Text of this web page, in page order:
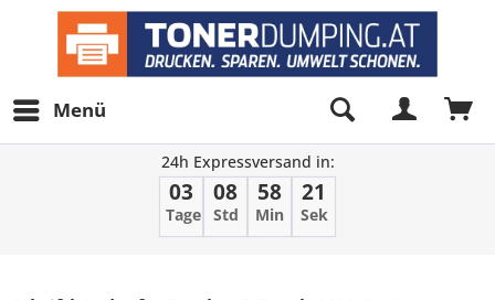
Menü
24h Expressversand in:
03
Tage
08
Std
58
Min
20
Sek